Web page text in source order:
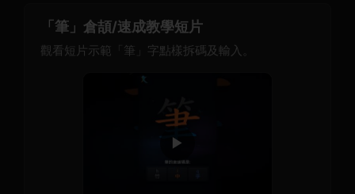
「筆」倉頡/速成教學短片
觀看短片示範「筆」字點樣拆碼及輸入。
▶